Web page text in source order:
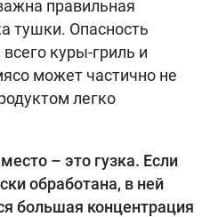
правильная
тушки. Опасность
куры-гриль и
может частично не
легко
– это гузка. Если
обработана, в ней
большая концентрация